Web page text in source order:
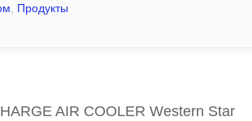
, Продукты
AIR COOLER Western Star